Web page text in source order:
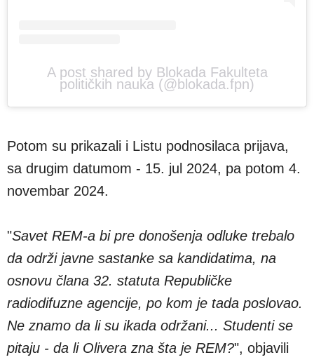
A post shared by Blokada Fakulteta
političkih nauka (@blokada.fpn)
Potom su prikazali i Listu podnosilaca prijava,
sa drugim datumom - 15. jul 2024, pa potom 4.
novembar 2024.
"Savet REM-a bi pre donošenja odluke trebalo
da održi javne sastanke sa kandidatima, na
osnovu člana 32. statuta Republičke
radiodifuzne agencije, po kom je tada poslovao.
Ne znamo da li su ikada održani... Studenti se
pitaju - da li Olivera zna šta je REM?", objavili